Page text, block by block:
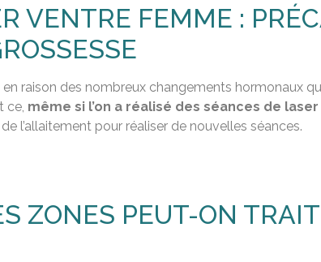
VENTRE FEMME :
en raison des nombreux changements hormonaux
ce, même si l’on a réalisé des séances de
l’allaitement pour réaliser de nouvelles séances.
ZONES PEUT-ON